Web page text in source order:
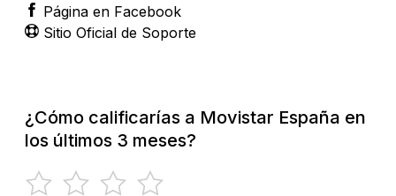
Página en Facebook
Sitio Oficial de Soporte
¿Cómo calificarías a Movistar España en
los últimos 3 meses?